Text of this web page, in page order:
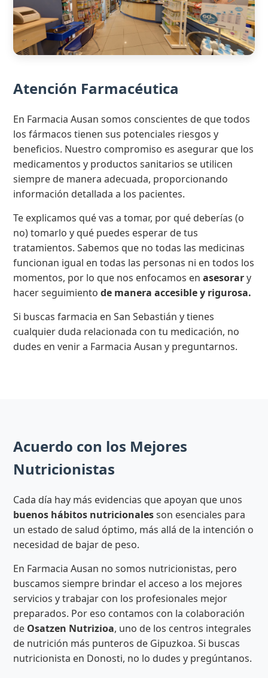
Atención Farmacéutica
En Farmacia Ausan somos conscientes de que todos
los fármacos tienen sus potenciales riesgos y
beneficios. Nuestro compromiso es asegurar que los
medicamentos y productos sanitarios se utilicen
siempre de manera adecuada, proporcionando
información detallada a los pacientes.
Te explicamos qué vas a tomar, por qué deberías (o
no) tomarlo y qué puedes esperar de tus
tratamientos. Sabemos que no todas las medicinas
funcionan igual en todas las personas ni en todos los
momentos, por lo que nos enfocamos enasesorary
hacer seguimientode manera accesible y rigurosa.
Si buscas farmacia en San Sebastián y tienes
cualquier duda relacionada con tu medicación, no
dudes en venir a Farmacia Ausan y preguntarnos.
Acuerdo con los Mejores
Nutricionistas
Cada día hay más evidencias que apoyan que unos
buenos hábitos nutricionalesson esenciales para
un estado de salud óptimo, más allá de la intención o
necesidad de bajar de peso.
En Farmacia Ausan no somos nutricionistas, pero
buscamos siempre brindar el acceso a los mejores
servicios y trabajar con los profesionales mejor
preparados. Por eso contamos con la colaboración
de Osatzen Nutrizioa, uno de los centros integrales
de nutrición más punteros de Gipuzkoa. Si buscas
nutricionista en Donosti, no lo dudes y pregúntanos.